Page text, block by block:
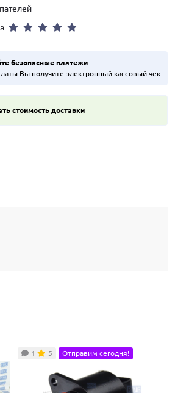
безопасные платежи
Вы получите электронный кассовый чек
стоимость доставки
1 5 Отправим сегодня!